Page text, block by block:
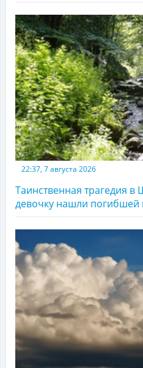
22:37, 7 августа 2026
Таинственная трагедия
девочку нашли погибшей